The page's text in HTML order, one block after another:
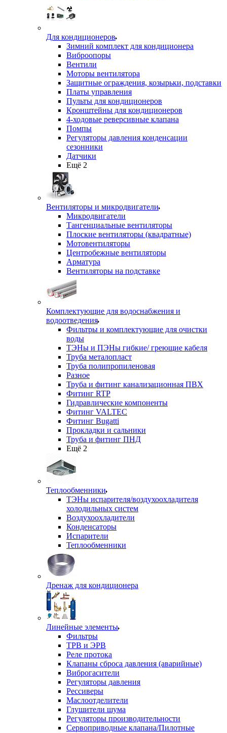
Для кондиционеров
Зимний комплект для кондиционера
Виброопоры
Вентили
Моторы вентилятора
Защитные ограждения, козырьки, подставки
Платы управления
Пульты для кондиционеров
Кронштейны для кондиционеров
4-ходовые реверсивные клапана
Помпы
Регуляторы давления конденсации
сезонники
Датчики
Ещё 2
Вентиляторы и микродвигатели
Микродвигатели
Тангенциальные вентиляторы
Плоские вентиляторы (квадратные)
Мотовентиляторы
Центробежные вентиляторы
Арматура
Вентиляторы на подставке
Комплектующие для водоснабжения и
водоотведения
Фильтры и комплектующие для очистки
воды
ТЭНы и ПЭНы гибкие/ греющие кабеля
Труба металопласт
Труба полипропиленовая
Разное
Труба и фитинг канализационная ПВХ
Фитинг RTP
Гидравлические компоненты
Фитинг VALTEC
Фитинг Bugatti
Прокладки и сальники
Труба и фитинг ПНД
Ещё 2
Теплообменники
ТЭНы испарителя/воздухоохладителя
холодильных систем
Воздухоохладители
Конденсаторы
Испарители
Теплообменники
Дренаж для кондиционера
Линейные элементы
Фильтры
ТРВ и ЭРВ
Реле протока
Клапаны сброса давления (аварийные)
Виброгасители
Регуляторы давления
Рессиверы
Маслоотделители
Глушители шума
Регуляторы производительности
Сервоприводные клапана/Пилотные